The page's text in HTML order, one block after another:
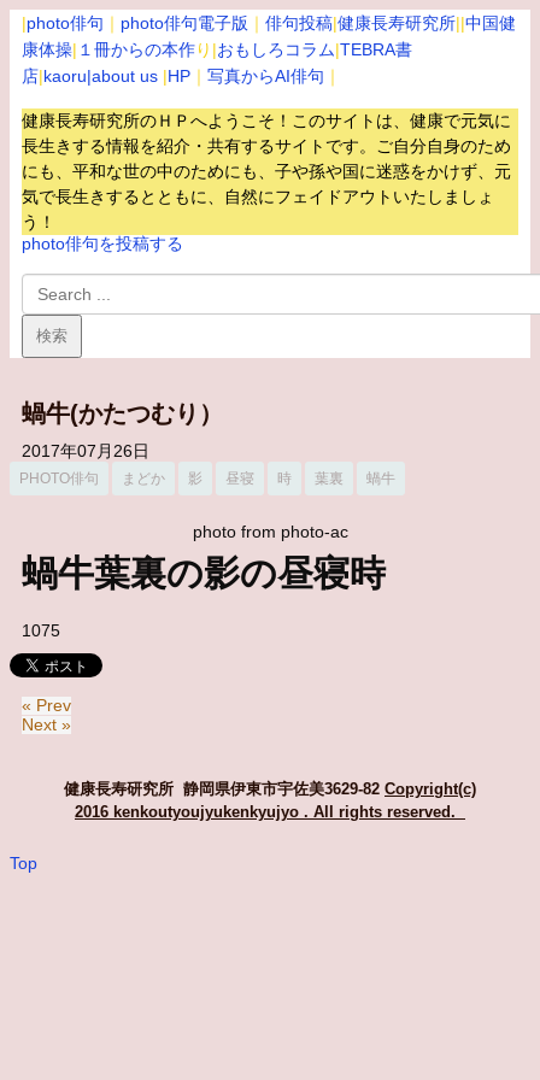
|photo俳句 ｜ photo俳句電子版 ｜ 俳句投稿|健康長寿研究所||中国健
康体操| １冊からの本作り|おもしろコラム|TEBRA書
店|kaoru|about us |HP ｜ 写真からAI俳句 ｜
健康長寿研究所のＨＰへようこそ！このサイトは、健康で元気に
長生きする情報を紹介・共有するサイトです。 ご自分自身のため
にも、平和な世の中のためにも、子や孫や国に迷惑をかけず、元
気で長生きするとともに、自然にフェイドアウトいたしましょ
う！
photo俳句を投稿する
蝸牛(かたつむり）
2017年07月26日
PHOTO俳句 まどか 影 昼寝 時 葉裏 蝸牛
photo from photo-ac
蝸牛葉裏の影の昼寝時
1075
« Prev
Next »
健康長寿研究所 静岡県伊東市宇佐美3629-82 Copyright(c)
2016 kenkoutyoujyukenkyujyo . All rights reserved.
Top